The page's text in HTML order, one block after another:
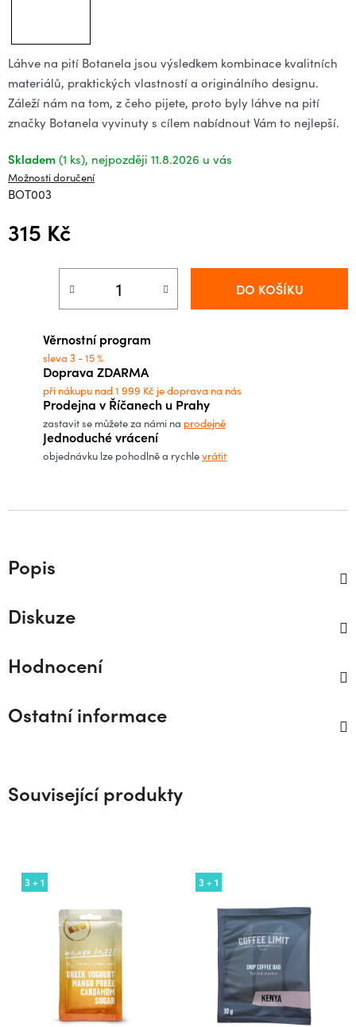
Láhve na pití Botanela jsou výsledkem kombinace kvalitních
materiálů, praktických vlastností a originálního designu.
Záleží nám na tom, z čeho pijete, proto byly láhve na pití
značky Botanela vyvinuty s cílem nabídnout Vám to nejlepší.
Skladem (1 ks) 11.8.2026
Možnosti doručení
BOT003
315 Kč
DO KOŠÍKU
Věrnostní program
sleva 3 - 15 %
Doprava ZDARMA
při nákupu nad 1 999 Kč je doprava na nás
Prodejna v Říčanech u Prahy
zastavit se můžete za námi na prodejně
Jednoduché vrácení
objednávku lze pohodlně a rychlevrátit
Popis
Diskuze
Hodnocení
Ostatní informace
Související produkty
3 + 1 3 + 1